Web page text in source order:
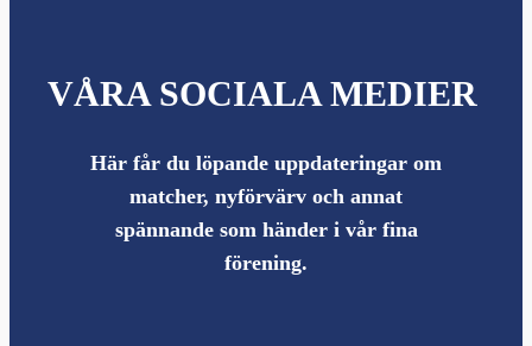
VÅRA SOCIALA MEDIER
Här får du löpande uppdateringar om
matcher, nyförvärv och annat
spännande som händer i vår fina
förening.